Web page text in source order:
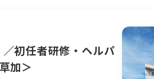
／初任者研修・ヘルパ
加＞